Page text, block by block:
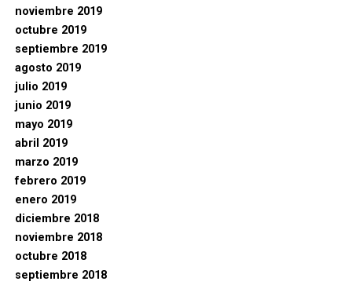
noviembre 2019
octubre 2019
septiembre 2019
agosto 2019
julio 2019
junio 2019
mayo 2019
abril 2019
marzo 2019
febrero 2019
enero 2019
diciembre 2018
noviembre 2018
octubre 2018
septiembre 2018